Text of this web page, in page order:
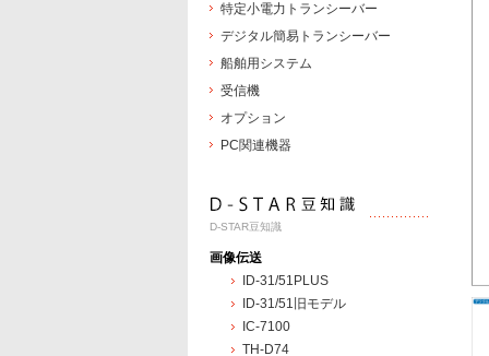
特定小電力トランシーバー
デジタル簡易トランシーバー
船舶用システム
受信機
オプション
PC関連機器
D-STAR豆知識
画像伝送
ID-31/51PLUS
ID-31/51旧モデル
IC-7100
TH-D74